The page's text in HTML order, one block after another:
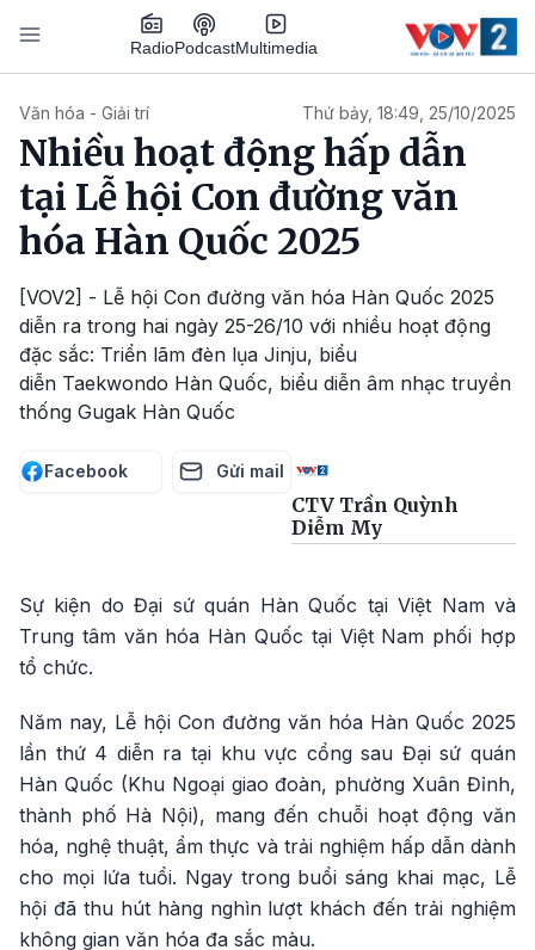
Nhảy đến nội dung
RadioPodcastMultimedia
Văn hóa - Giải trí Thứ bảy, 18:49, 25/10/2025
Nhiều hoạt động hấp dẫn
tại Lễ hội Con đường văn
hóa Hàn Quốc 2025
[VOV2] - Lễ hội Con đường văn hóa Hàn Quốc 2025
diễn ra trong hai ngày 25-26/10 với nhiều hoạt động
đặc sắc: Triển lãm đèn lụa Jinju, biểu
diễn Taekwondo Hàn Quốc, biểu diễn âm nhạc truyền
thống Gugak Hàn Quốc
Facebook Gửi mail
CTV Trần Quỳnh
Diễm My
Sự kiện do Đại sứ quán Hàn Quốc tại Việt Nam và
Trung tâm văn hóa Hàn Quốc tại Việt Nam phối hợp
tổ chức.
Năm nay, Lễ hội Con đường văn hóa Hàn Quốc 2025
lần thứ 4 diễn ra tại khu vực cổng sau Đại sứ quán
Hàn Quốc (Khu Ngoại giao đoàn, phường Xuân Đỉnh,
thành phố Hà Nội), mang đến chuỗi hoạt động văn
hóa, nghệ thuật, ẩm thực và trải nghiệm hấp dẫn dành
cho mọi lứa tuổi. Ngay trong buổi sáng khai mạc, Lễ
hội đã thu hút hàng nghìn lượt khách đến trải nghiệm
không gian văn hóa đa sắc màu.